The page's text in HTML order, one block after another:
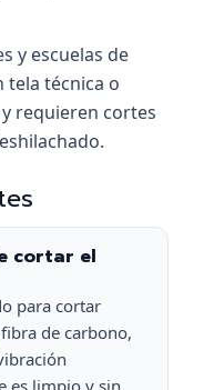
y escuelas de
tela técnica o
requieren cortes
cortar el
para cortar
de carbono,